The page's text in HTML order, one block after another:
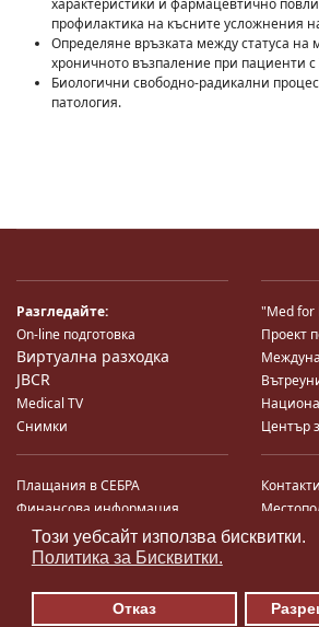
Този уебсайт използва бисквитки.
Политика за Бисквитки.
Отказ
характеристики и фармацевтично
профилактика на късните усложнения
Определяне връзката между статуса на
хроничното възпаление при пациенти
Биологични свободно-радикални
патология.
Разгледайте:
On-line подготовка
Виртуална разходка
JBCR
Medical TV
Снимки
"Med for
Проект
Център
Плащания в СЕБРА
Финансова информация
Система за финансово упр-е и
контрол
Търгове по ЗДС
Контакти
Карта на